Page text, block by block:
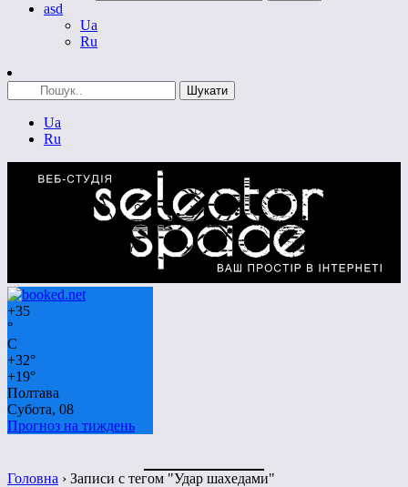
asd
Ua
Ru
Ua
Ru
+35
°
C
+32°
+19°
Полтава
Субота, 08
Прогноз на тиждень
Головна › Записи с тегом "Удар шахедами"